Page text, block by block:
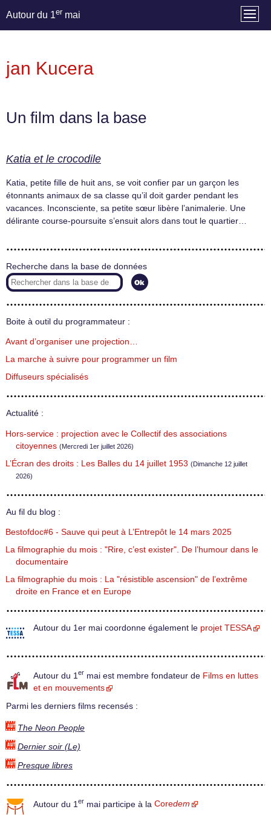
Autour du 1er mai
jan Kucera
Un film dans la base
Katia et le crocodile
Katia, petite fille de huit ans, se voit confier par un garçon les
étonnants animaux de sa classe qu’il doit garder pendant les
vacances. Inconsciente, sa petite sœur libère l’animalerie. Une
délirante course-poursuite s’ensuit alors dans tout le quartier…
Recherche dans la base de données
Boite à outil du programmateur :
Avant d’organiser une projection…
La marche à suivre pour programmer un film
Diffuseurs spécialisés
Actualité :
Hors-service : projection avec le Collectif des associations
citoyennes (Mercredi 1er juillet 2026)
L’Écran des droits : Les Balles du 14 juillet 1953 (Dimanche 12 juillet
2026)
Au fil du blog :
Bestofdoc#6 - Sauve qui peut à L’Entrepôt le 14 mars 2025
La filmographie du mois : "Rire, c’est exister". De l’humour dans le
documentaire
La filmographie du mois : La "résistible ascension" de l’extrême
droite en France et en Europe
Autour du 1er mai coordonne également le projet TESSA
Autour du 1 er mai est membre fondateur de Films en luttes
et en mouvements
Parmi les derniers films recensés :
The Neon People
Dernier soir (Le)
Presque libres
Autour du 1 er mai participe à la Coredem